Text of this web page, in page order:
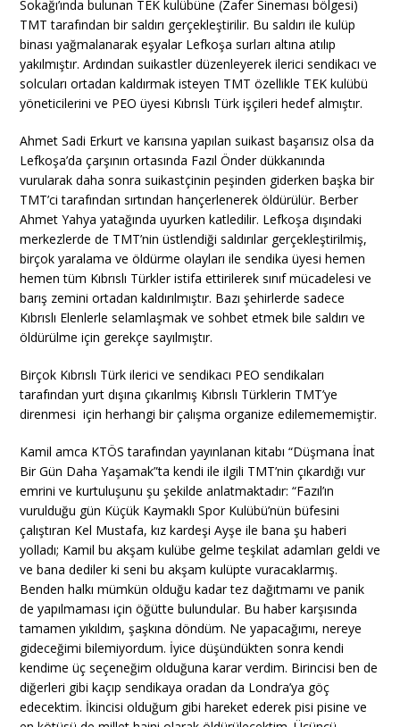
Sokağı’ında bulunan TEK kulübüne (Zafer Sineması bölgesi)
TMT tarafından bir saldırı gerçekleştirilir. Bu saldırı ile kulüp
binası yağmalanarak eşyalar Lefkoşa surları altına atılıp
yakılmıştır. Ardından suikastler düzenleyerek ilerici sendikacı ve
solcuları ortadan kaldırmak isteyen TMT özellikle TEK kulübü
yöneticilerini ve PEO üyesi Kıbrıslı Türk işçileri hedef almıştır.
Ahmet Sadi Erkurt ve karısına yapılan suikast başarısız olsa da
Lefkoşa’da çarşının ortasında Fazıl Önder dükkanında
vurularak daha sonra suikastçinin peşinden giderken başka bir
TMT’ci tarafından sırtından hançerlenerek öldürülür. Berber
Ahmet Yahya yatağında uyurken katledilir. Lefkoşa dışındaki
merkezlerde de TMT’nin üstlendiği saldırılar gerçekleştirilmiş,
birçok yaralama ve öldürme olayları ile sendika üyesi hemen
hemen tüm Kıbrıslı Türkler istifa ettirilerek sınıf mücadelesi ve
barış zemini ortadan kaldırılmıştır. Bazı şehirlerde sadece
Kıbrıslı Elenlerle selamlaşmak ve sohbet etmek bile saldırı ve
öldürülme için gerekçe sayılmıştır.
Birçok Kıbrıslı Türk ilerici ve sendikacı PEO sendikaları
tarafından yurt dışına çıkarılmış Kıbrıslı Türklerin TMT’ye
direnmesi için herhangi bir çalışma organize edilemememiştir.
Kamil amca KTÖS tarafından yayınlanan kitabı “Düşmana İnat
Bir Gün Daha Yaşamak”ta kendi ile ilgili TMT’nin çıkardığı vur
emrini ve kurtuluşunu şu şekilde anlatmaktadır: “Fazıl’ın
vurulduğu gün Küçük Kaymaklı Spor Kulübü’nün büfesini
çalıştıran Kel Mustafa, kız kardeşi Ayşe ile bana şu haberi
yolladı; Kamil bu akşam kulübe gelme teşkilat adamları geldi ve
ve bana dediler ki seni bu akşam kulüpte vuracaklarmış.
Benden halkı mümkün olduğu kadar tez dağıtmamı ve panik
de yapılmaması için öğütte bulundular. Bu haber karşısında
tamamen yıkıldım, şaşkına döndüm. Ne yapacağımı, nereye
gideceğimi bilemiyordum. İyice düşündükten sonra kendi
kendime üç seçeneğim olduğuna karar verdim. Birincisi ben de
diğerleri gibi kaçıp sendikaya oradan da Londra’ya göç
edecektim. İkincisi olduğum gibi hareket ederek pisi pisine ve